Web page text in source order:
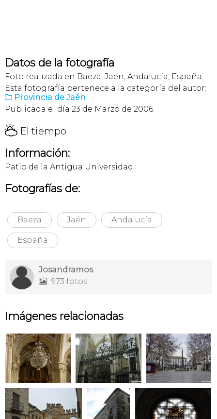
Datos de la fotografía
Foto realizada en Baeza, Jaén, Andalucía, España.
Esta fotografía pertenece a la categoría del autor:
 Provincia de Jaén
Publicada el día 23 de Marzo de 2006.
H El tiempo
Información:
Patio de la Antigua Universidad.
Fotografías de:
Baeza Jaén Andalucía
España
Josandramos
 973 fotos
Imágenes relacionadas